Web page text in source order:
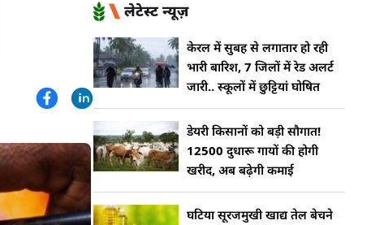
लेटेस्ट न्यूज़
केरल में सुबह से लगातार हो रही
भारी बारिश, 7 जिलों में रेड अलर्ट
जारी.. स्कूलों में छुट्टियां घोषित
डेयरी किसानों को बड़ी सौगात!
12500 दुधारू गायों की होगी
खरीद, अब बढ़ेगी कमाई
घटिया सूरजमुखी खाद्य तेल बेचने